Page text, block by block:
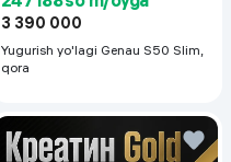
3 390 000
Yugurish yo'lagi Genau S50 Slim,
qora